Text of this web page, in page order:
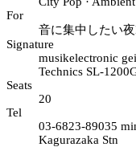
For
音に集中したい夜
Signature
musikelectronic
Technics SL-
Seats
20
Tel
03-6823-89035
Kagurazaka Stn